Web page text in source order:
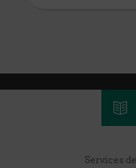
Services